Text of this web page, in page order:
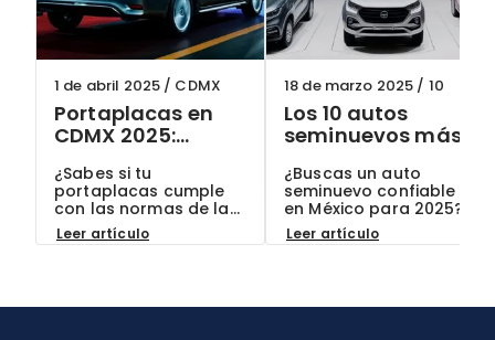
1 de abril 2025 / CDMX
Portaplacas en
CDMX 2025:
permitidos y
cómo evitar
multas?
¿Sabes si tu
portaplacas cumple
con las normas de la
CDMX? Descubre qué
modelos están
Leer artículo
18 de marzo 2025 / 10
Los 10 autos
seminuevos más
México para 2025:
Guía actualizada
¿Buscas un auto
seminuevo confiable
en México para 2025?
Conoce los 10 modelos
más recomendados
Leer artículo